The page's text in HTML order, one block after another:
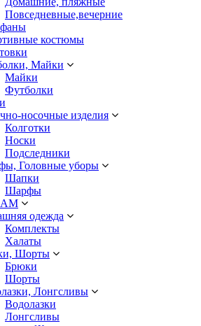
Повседневные,вечерние
костюмы
Майки
Майки
Футболки
носочные изделия
Колготки
Носки
Подследники
Головные уборы
Шапки
Шарфы
одежда
Комплекты
Халаты
Шорты
Брюки
Шорты
Лонгсливы
Водолазки
Лонгсливы